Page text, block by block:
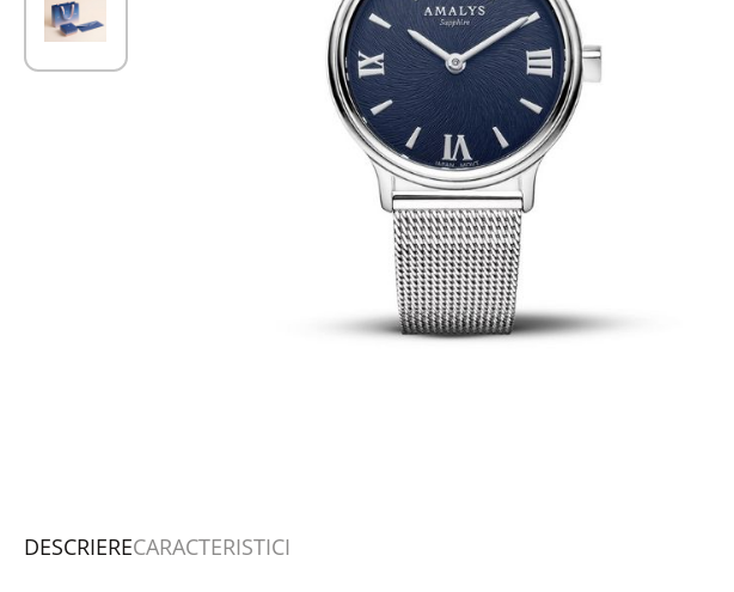
DESCRIERECARACTERISTICI